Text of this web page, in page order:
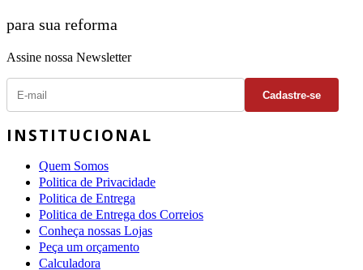
para sua reforma
Assine nossa Newsletter
INSTITUCIONAL
Quem Somos
Politica de Privacidade
Politica de Entrega
Politica de Entrega dos Correios
Conheça nossas Lojas
Peça um orçamento
Calculadora